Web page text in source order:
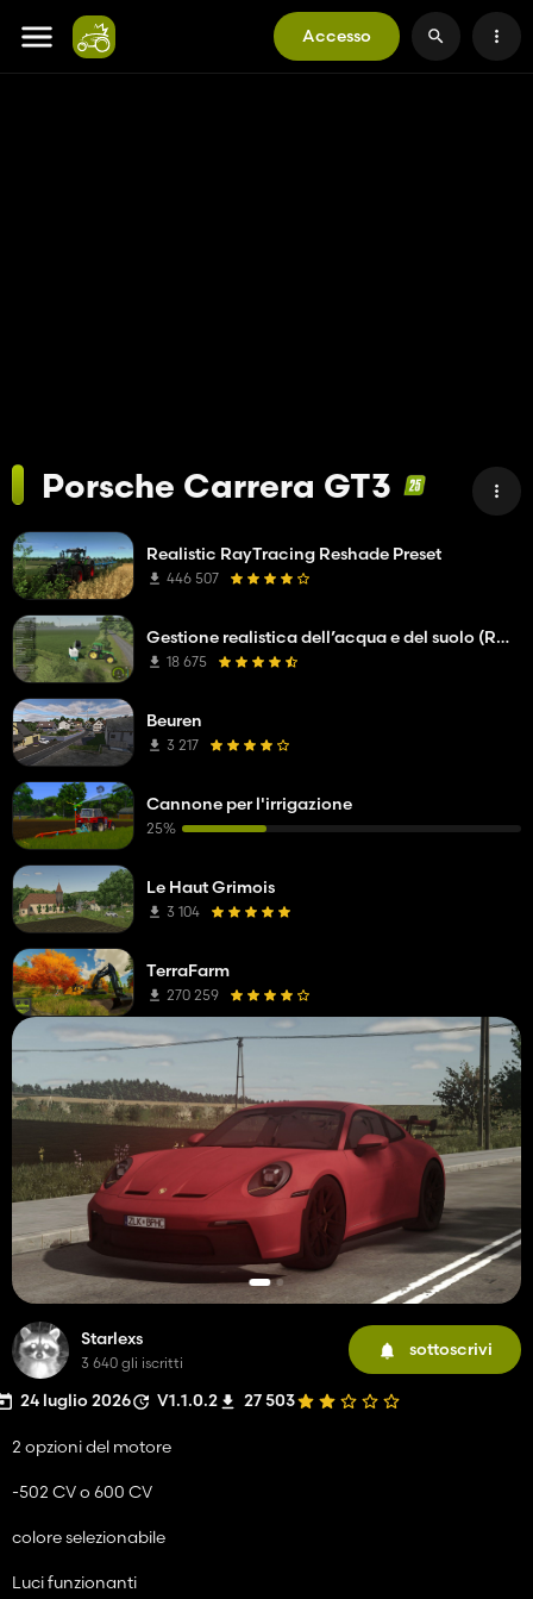
Accesso
Porsche Carrera GT3
Starlexs
3 640 gli iscritti
sottoscrivi
24 luglio 2026 V1.1.0.2 27 503
2 opzioni del motore
-502 CV o 600 CV
colore selezionabile
Luci funzionanti
Realistic RayTracing Reshade Preset
446 507
Gestione realistica dell’acqua e del suolo (RWSM)
18 675
Beuren
3 217
Cannone per l'irrigazione
25%
Le Haut Grimois
3 104
TerraFarm
270 259